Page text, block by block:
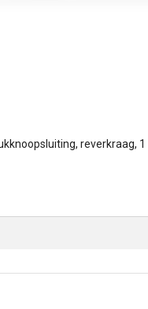
reverkraag,